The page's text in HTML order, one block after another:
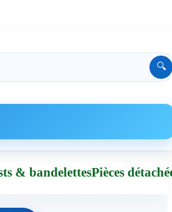
🔍
& bandelettesPièces